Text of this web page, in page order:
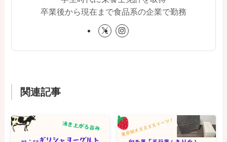
卒業後から現在まで食品系の企業で勤務
関連記事